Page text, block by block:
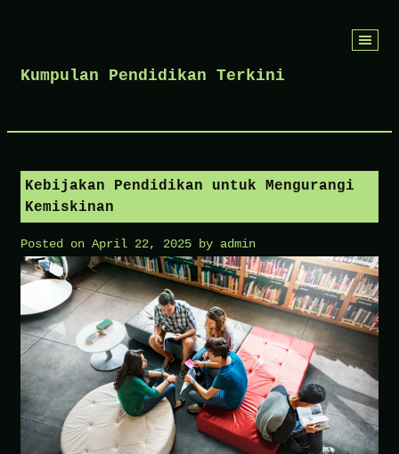
Kumpulan Pendidikan Terkini
Kebijakan Pendidikan untuk Mengurangi
Kemiskinan
Posted on April 22, 2025 by admin